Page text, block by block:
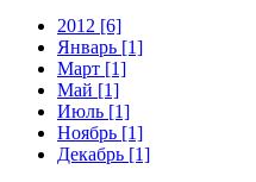
2012 [6]
Январь [1]
Март [1]
Май [1]
Июль [1]
Ноябрь [1]
Декабрь [1]